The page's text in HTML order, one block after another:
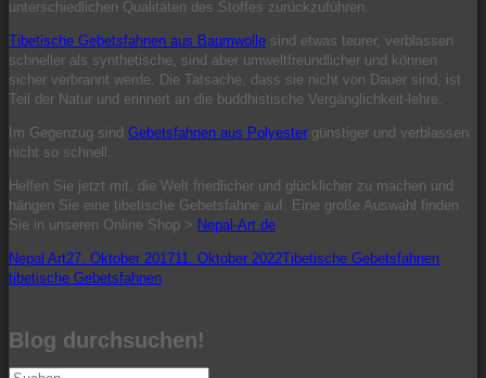
unterschiedlichen Qualitäten des Stoffes zurückzuführen.
Tibetische Gebetsfahnen aus Baumwolle sind etwas teurer, verblassen
schneller als synthetische, sind aber umweltfreundlicher und können
sicher verbrannt werde. Die Tatsache, dass sie nicht von Dauer sind, ist
Teil der Natur und erinnert an die buddhistische Vergänglichkeit-lehre.
Im Gegenzug sind Gebetsfahnen aus Polyester günstiger und verblassen
nicht so schnell.
Helfen Sie jetzt mit, die Welt friedlicher und glücklicher zu machen und
hängen Sie eine tibetische Gebetsfahne auf. Eine große Auswahl finden
Sie in unseren Online Shop > Nepal-Art.de
Autor
Nepal ArtVeröffentlicht
am
27. Oktober 201711. Oktober 2022Kategorien
Tibetische Gebetsfahnen
tibetische Gebetsfahnen
Blog durchsuchen!